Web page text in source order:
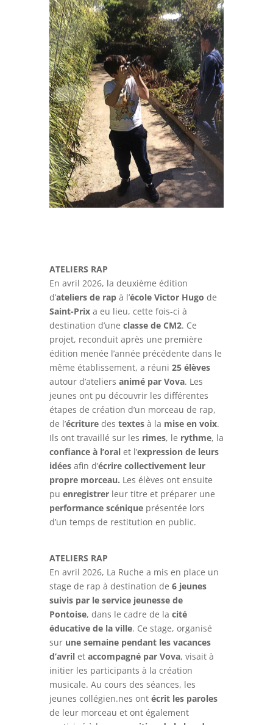
ATELIERS RAP
En avril 2026, la deuxième édition
d’ateliers de rapà l’école Victor Hugo de
Saint-Prixa eu lieu, cette fois-ci à
destination d’une classe de CM2. Ce
projet, reconduit après une première
édition menée l’année précédente dans le
même établissement, a réuni 25 élèves
autour d’ateliers animé par Vova. Les
jeunes ont pu découvrir les différentes
étapes de création d’un morceau de rap,
de l’écrituredes textesà la mise en voix.
Ils ont travaillé sur les rimes, le rythme, la
confiance à l’oralet l’expression de leurs
idéesafin d’écrire collectivement leur
propre morceau. Les élèves ont ensuite
pu enregistrerleur titre et préparer une
performance scéniqueprésentée lors
d’un temps de restitution en public.
ATELIERS RAP
En avril 2026, La Ruche a mis en place un
stage de rap à destination de 6 jeunes
suivis par le service jeunesse de
Pontoise, dans le cadre de la cité
éducative de la ville. Ce stage, organisé
sur une semaine pendant les vacances
d’avriletaccompagné par Vova, visait à
initier les participants à la création
musicale. Au cours des séances, les
jeunes collégien.nes ont écrit les paroles
de leur morceau et ont également